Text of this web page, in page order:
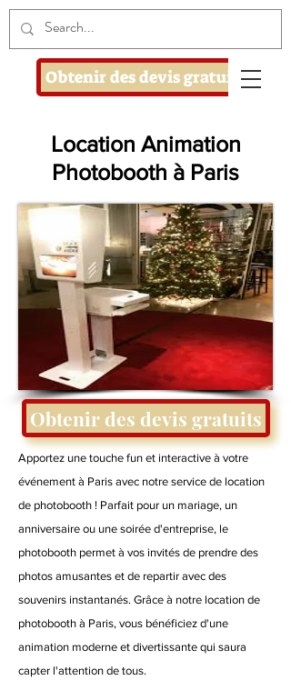
Obtenir des devis gratuits
Location Animation
Photobooth à Paris
Obtenir des devis gratuits
Apportez une touche fun et interactive à votre
événement à Paris avec notre service de location
de photobooth ! Parfait pour un mariage, un
anniversaire ou une soirée d'entreprise, le
photobooth permet à vos invités de prendre des
photos amusantes et de repartir avec des
souvenirs instantanés. Grâce à notre location de
photobooth à Paris, vous bénéficiez d'une
animation moderne et divertissante qui saura
capter l'attention de tous.